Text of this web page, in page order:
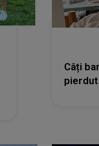
Câți
pierdut